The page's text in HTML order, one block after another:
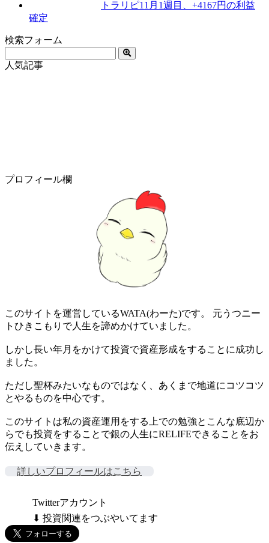
トラリピ11月1週目、+4167円の利益
確定
検索フォーム
人気記事
プロフィール欄
このサイトを運営しているWATA(わーた)です。 元うつニー
トひきこもりで人生を諦めかけていました。
しかし長い年月をかけて投資で資産形成をすることに成功し
ました。
ただし聖杯みたいなものではなく、あくまで地道にコツコツ
とやるものを中心です。
このサイトは私の資産運用をする上での勉強とこんな底辺か
らでも投資をすることで銀の人生にRELIFEできることをお
伝えしていきます。
詳しいプロフィールはこちら
Twitterアカウント
⬇ 投資関連をつぶやいてます